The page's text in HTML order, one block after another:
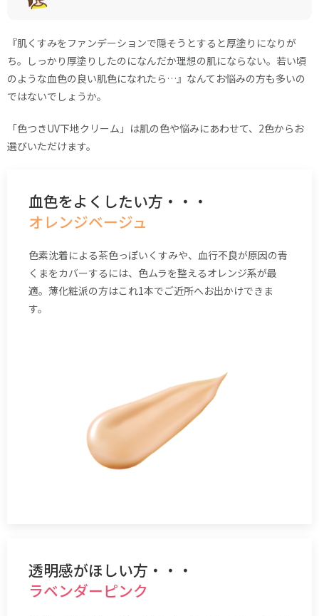
『肌くすみをファンデーションで隠そうとすると厚塗りになりが
ち。しっかり厚塗りしたのになんだか理想の肌にならない。若い頃
のような血色の良い肌色になれたら…』なんてお悩みの方も多いの
ではないでしょうか。
「色つきUV下地クリーム」は肌の色や悩みにあわせて、2色からお
選びいただけます。
血色をよくしたい方・・・
オレンジベージュ
色素沈着による茶色っぽいくすみや、血行不良が原因の青
くまをカバーするには、色ムラを整えるオレンジ系が最
適。薄化粧派の方はこれ1本でご近所へお出かけできま
す。
透明感がほしい方・・・
ラベンダーピンク